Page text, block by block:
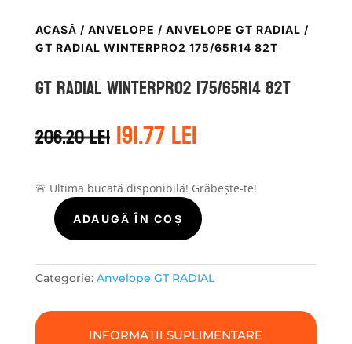
ACASĂ / ANVELOPE / ANVELOPE GT RADIAL /
GT RADIAL WINTERPRO2 175/65R14 82T
GT Radial WINTERPRO2 175/65R14 82T
206.20lei Prețul
inițial
fost:
206.20 lei.
191.77leiPrețul
curent
191.77 lei.
🚨 Ultima bucată disponibilă! Grăbește-te!
Cantitate
Radial
WINTERPRO2
82T
ADAUGĂ ÎN COȘ
Categorie: Anvelope GT RADIAL
INFORMAȚII SUPLIMENTARE